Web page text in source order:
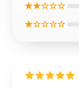
★★☆☆☆
★☆☆☆☆